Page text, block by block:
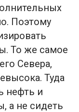
Поэтому
То же самое
Севера,
Туда
нефть и
а не сидеть